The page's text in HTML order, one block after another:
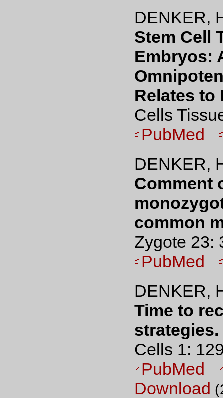
DENKER,
Stem Cell
Embryos:
Relates to
Cells
PubMed
DENKER,
Comment
common
Zygote 23:
PubMed
DENKER,
Time to
strategies.
Cells 1:
PubMed
Download